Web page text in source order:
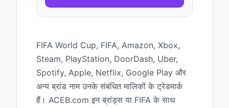
FIFA World Cup, FIFA, Amazon, Xbox,
Steam, PlayStation, DoorDash, Uber,
Spotify, Apple, Netflix, Google Play और
अन्य ब्रांड नाम उनके संबंधित मालिकों के ट्रेडमार्क
हैं। ACEB.com इन ब्रांड्स या FIFA के साथ